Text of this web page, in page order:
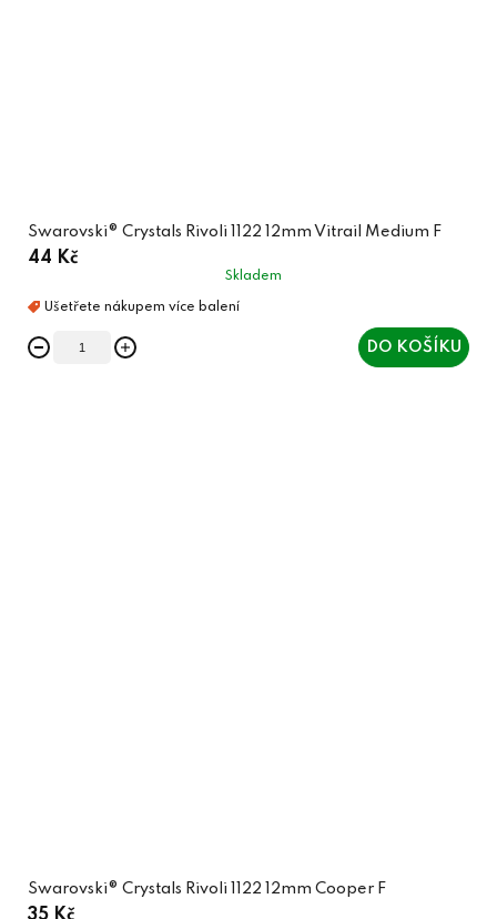
Swarovski® Crystals Rivoli 1122 12mm Vitrail Medium F
44 Kč
Skladem
DO KOŠÍKU
Swarovski® Crystals Rivoli 1122 12mm Cooper F